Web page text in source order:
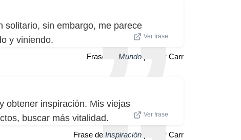
solitario, sin embargo, me parece
y viniendo.
Ver frase
Frase de Mundo | Emily Carr
obtener inspiración. Mis viejas
buscar más vitalidad.
Ver frase
Frase de Inspiración | Emily Carr